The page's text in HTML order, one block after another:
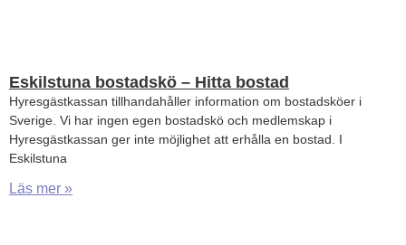
Eskilstuna bostadskö – Hitta bostad
Hyresgästkassan tillhandahåller information om bostadsköer i
Sverige. Vi har ingen egen bostadskö och medlemskap i
Hyresgästkassan ger inte möjlighet att erhålla en bostad. I
Eskilstuna
Läs mer »